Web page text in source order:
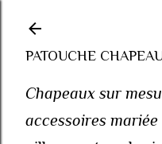
PATOUCHE
Chapeaux sur
accessoires